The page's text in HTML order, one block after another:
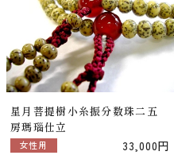
星月菩提樹小糸振分数珠二五
房瑪瑙仕立
33,000円
女性用